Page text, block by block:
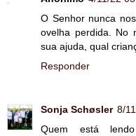
O Senhor nunca
ovelha perdida. No
sua ajuda, qual
Responder
Sonja Schøsler 8/
Quem está